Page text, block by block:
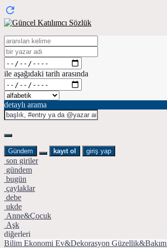
ile aşağıdaki tarih arasında
detaylı arama
Gündem kayıt ol giriş yap
son giriler
gündem
bugün
çaylaklar
debe
ukde
Anne&Çocuk
Aşk
diğerleri
Bilim Ekonomi Ev&Dekorasyon Güzellik&Bakım